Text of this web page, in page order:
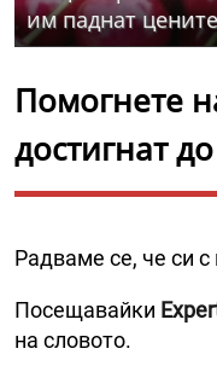
им паднат
Помогнете
достигнат
Радваме се, че си с
Посещавайки
на словото.